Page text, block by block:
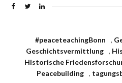
#peaceteachingBonn ,
Geschichtsvermittlung ,
Historische
Peacebuilding ,